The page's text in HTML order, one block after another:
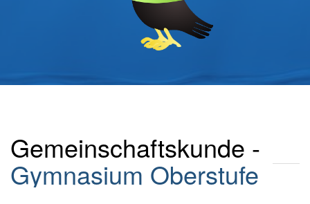
Gemeinschaftskunde -
Gymnasium Oberstufe